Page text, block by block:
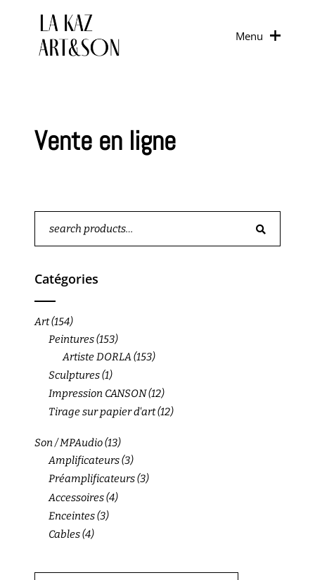
Menu
Vente en ligne
for:
Catégories
Art(154)
Peintures(153)
Artiste DORLA(153)
Sculptures(1)
Impression CANSON(12)
Tirage sur papier d'art(12)
Son / MPAudio(13)
Amplificateurs(3)
Préamplificateurs(3)
Accessoires(4)
Enceintes(3)
Cables(4)